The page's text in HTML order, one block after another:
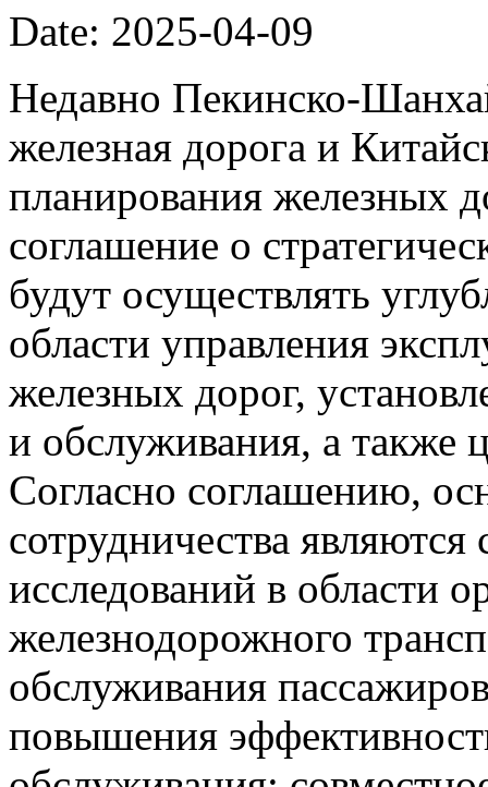
Date: 2025-04-09
Недавно Пекинско-
железная дорога и
планирования железных
соглашение о
будут осуществлять
области управления
железных дорог,
и обслуживания, а также
Согласно соглашению,
сотрудничества
исследований в области
железнодорожного
обслуживания
повышения